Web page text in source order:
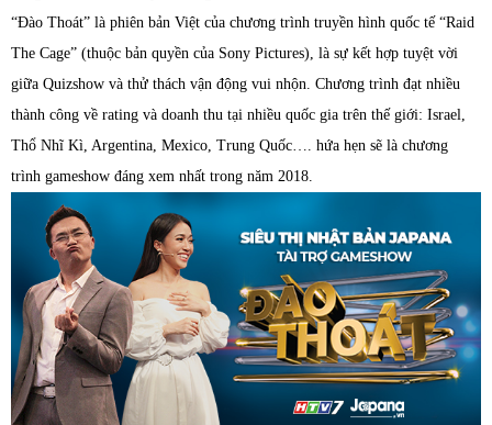
“Đào Thoát” là phiên bản Việt của chương trình truyền hình quốc tế “Raid
The Cage” (thuộc bản quyền của Sony Pictures), là sự kết hợp tuyệt vời
giữa Quizshow và thử thách vận động vui nhộn. Chương trình đạt nhiều
thành công về rating và doanh thu tại nhiều quốc gia trên thế giới: Israel,
Thổ Nhĩ Kì, Argentina, Mexico, Trung Quốc…. hứa hẹn sẽ là chương
trình gameshow đáng xem nhất trong năm 2018.